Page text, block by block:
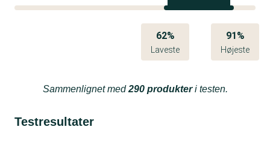
62%
Laveste
91%
Højeste
Sammenlignet med290 produkteri testen.
Testresultater